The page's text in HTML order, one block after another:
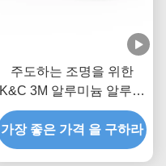
주도하는 조명을 위한
K&C 3M 알루미늄 알루미
늄 트랙
가장 좋은 가격 을 구하라